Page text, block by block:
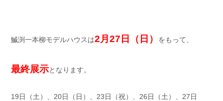
鰄渕一本柳モデルハウスは2月27日（日） をもって、
最終展示となります。
19日（土）、20日（日）、23日（祝）、26日（土）、27日